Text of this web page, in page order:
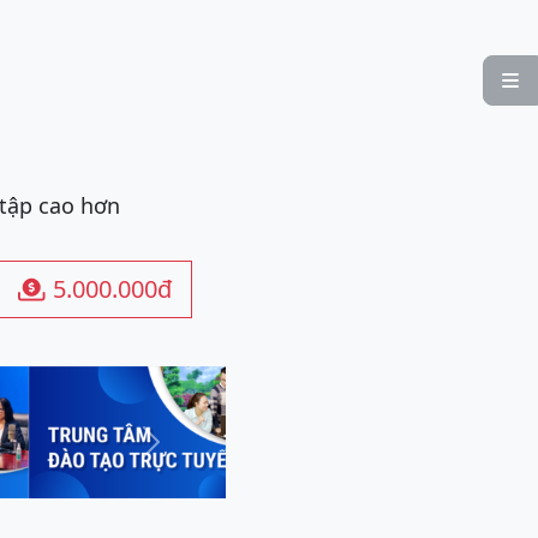

cao hơn
 5.000.000đ
Next